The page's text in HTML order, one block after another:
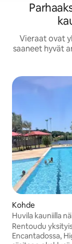
Vieraat ovat
saaneet hyvät
Kohde
Huvila kauniilla
Higuerotessa/
Rentoudu
Encantadossa,